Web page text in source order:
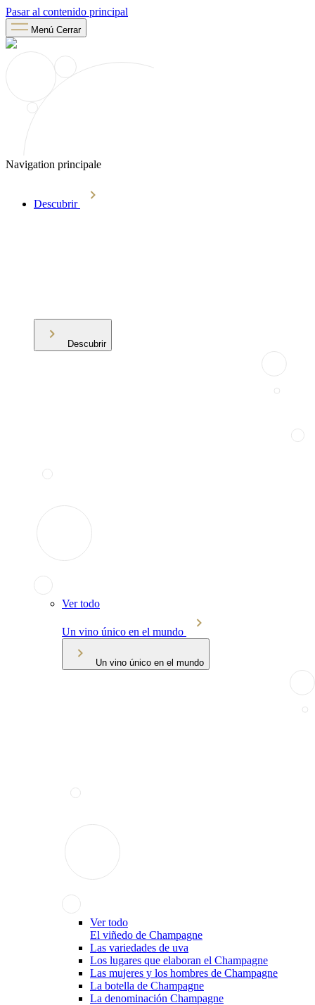
Pasar al contenido principal
Menú Cerrar
Navigation principale
Descubrir
Descubrir
Ver todo
Un vino único en el mundo
Un vino único en el mundo
Ver todo
El viñedo de Champagne
Las variedades de uva
Los lugares que elaboran el Champagne
Las mujeres y los hombres de Champagne
La botella de Champagne
La denominación Champagne